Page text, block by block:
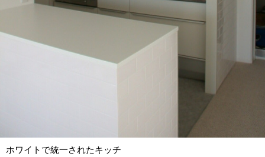
ホワイトで統一されたキッチ